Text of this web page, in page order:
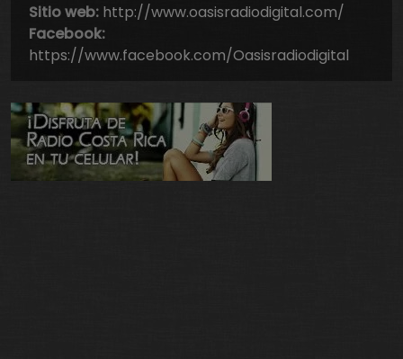
Sitio web: http://www.oasisradiodigital.com/
Facebook:
https://www.facebook.com/Oasisradiodigital